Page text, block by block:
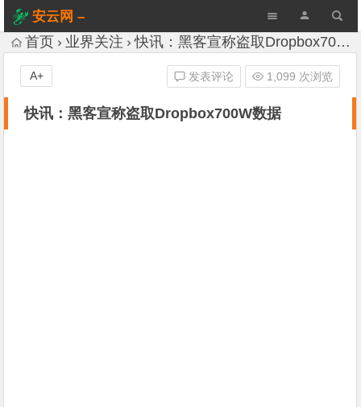
安云网 –
AnYun.ORG
首页 业界关注 快讯：黑客宣称盗取Dropbox700W数据
快讯：黑客宣称盗取Dropbox700W数据
发表评论 1,099 次浏览
A+